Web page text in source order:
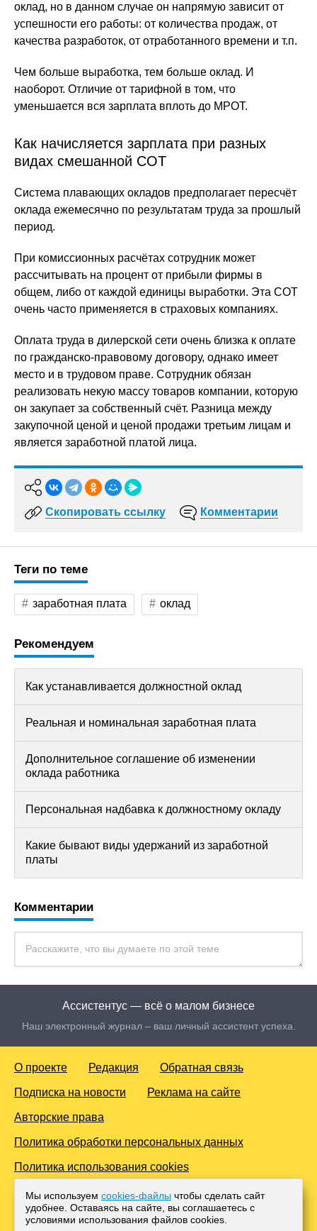
оклад, но в данном случае он напрямую зависит от
успешности его работы: от количества продаж, от
качества разработок, от отработанного времени и т.п.
Чем больше выработка, тем больше оклад. И
наоборот. Отличие от тарифной в том, что
уменьшается вся зарплата вплоть до МРОТ.
Как начисляется зарплата при разных
видах смешанной СОТ
Система плавающих окладов предполагает пересчёт
оклада ежемесячно по результатам труда за прошлый
период.
При комиссионных расчётах сотрудник может
рассчитывать на процент от прибыли фирмы в
общем, либо от каждой единицы выработки. Эта СОТ
очень часто применяется в страховых компаниях.
Оплата труда в дилерской сети очень близка к оплате
по гражданско-правовому договору, однако имеет
место и в трудовом праве. Сотрудник обязан
реализовать некую массу товаров компании, которую
он закупает за собственный счёт. Разница между
закупочной ценой и ценой продажи третьим лицам и
является заработной платой лица.
Скопировать ссылку Комментарии
Теги по теме
заработная плата оклад
Рекомендуем
Как устанавливается должностной оклад
Реальная и номинальная заработная плата
Дополнительное соглашение об изменении
оклада работника
Персональная надбавка к должностному окладу
Какие бывают виды удержаний из заработной
платы
Комментарии
Ассистентус — всё о малом бизнесе
Наш электронный журнал – ваш личный ассистент успеха.
О проекте Редакция Обратная связь
Подписка на новости Реклама на сайте
Авторские права
Политика обработки персональных данных
Политика использования cookies
© 2016-2026 Все права защищены. Для лиц старше 18 лет.
Любое копирование материалов и тиражирование в сети
Интернет, либо печатных изданиях без согласования с
Администрацией проекта, преследуется законом.
Мы используем cookies-файлы чтобы сделать сайт
удобнее. Оставаясь на сайте, вы соглашаетесь с
условиями использования файлов cооkies.